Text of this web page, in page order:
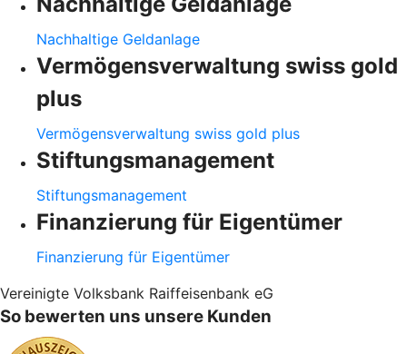
Nachhaltige Geldanlage
Vermögensverwaltung swiss gold
plus
Vermögensverwaltung swiss gold plus
Stiftungsmanagement
Stiftungsmanagement
Finanzierung für Eigentümer
Finanzierung für Eigentümer
Vereinigte Volksbank Raiffeisenbank eG
So bewerten uns unsere Kunden